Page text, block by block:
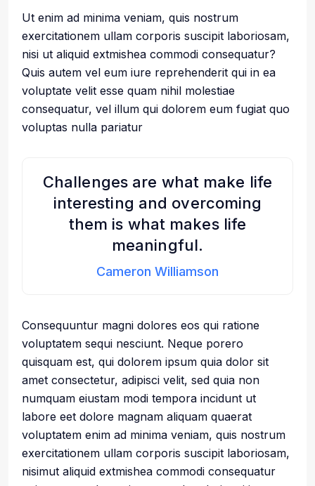
Ut enim ad minima veniam, quis nostrum
exercitationem ullam corporis suscipit laboriosam,
nisi ut aliquid extmishea commodi consequatur?
Quis autem vel eum iure reprehenderit qui in ea
voluptate velit esse quam nihil molestiae
consequatur, vel illum qui dolorem eum fugiat quo
voluptas nulla pariatur
Challenges are what make life
interesting and overcoming
them is what makes life
meaningful.
Cameron Williamson
Consequuntur magni dolores eos qui ratione
voluptatem sequi nesciunt. Neque porero
quisquam est, qui dolorem ipsum quia dolor sit
amet consectetur, adipisci velit, sed quia non
numquam eiustam modi tempora incidunt ut
labore eet dolore magnam aliquam quaerat
voluptatem enim ad minima veniam, quis nostrum
exercitationem ullam corporis suscipit laboriosam,
nisimut aliquid extmishea commodi consequatur